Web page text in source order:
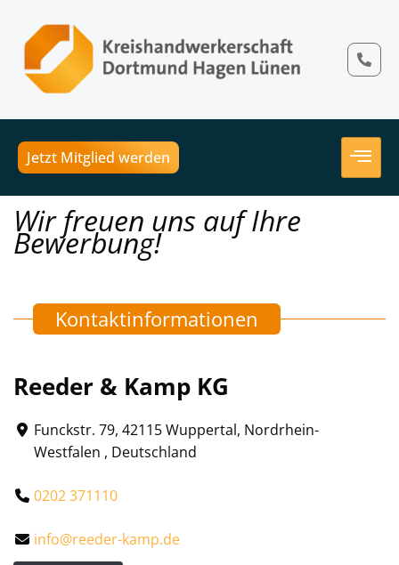
Jetzt Mitglied werden
Wir freuen uns auf Ihre
Bewerbung!
Kontaktinformationen
Reeder & Kamp KG
Funckstr. 79, 42115 Wuppertal, Nordrhein-
Westfalen , Deutschland
0202 371110
info@reeder-kamp.de